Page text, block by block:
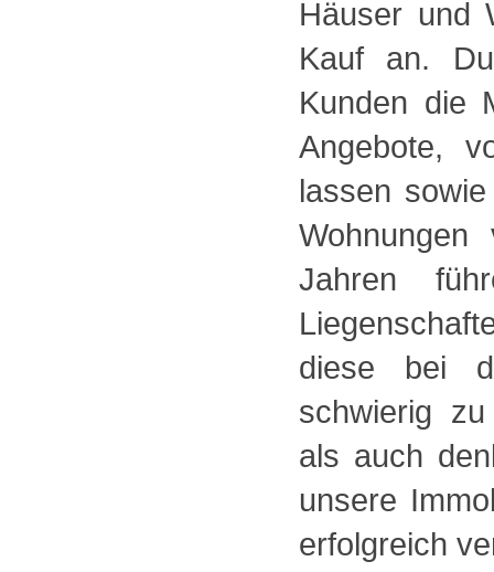
Häuser und
Kauf an.
Kunden die
Angebote,
lassen
Jahren
diese bei
schwierig
als auch
unsere
erfolgreich